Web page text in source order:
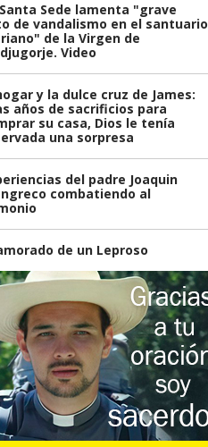
Sede lamenta "grave
de vandalismo en el santuario
de la Virgen de
Video
y la dulce cruz de James:
años de sacrificios para
su casa, Dios le tenía
una sorpresa
del padre Joaquin
combatiendo al
de un Leproso